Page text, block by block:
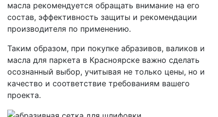
масла рекомендуется обращать внимание на его
состав, эффективность защиты и рекомендации
производителя по применению.
Таким образом, при покупке абразивов, валиков и
масла для паркета в Красноярске важно сделать
осознанный выбор, учитывая не только цены, но и
качество и соответствие требованиям вашего
проекта.